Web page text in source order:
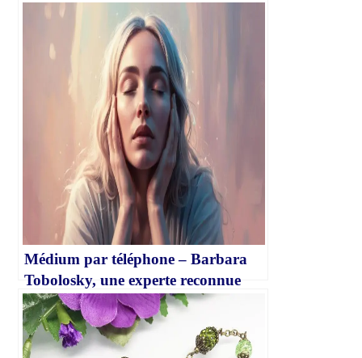
Médium par téléphone – Barbara
Tobolosky, une experte reconnue